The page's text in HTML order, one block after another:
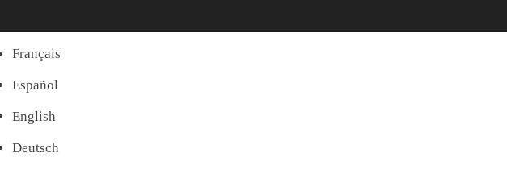
Français
Español
English
Deutsch